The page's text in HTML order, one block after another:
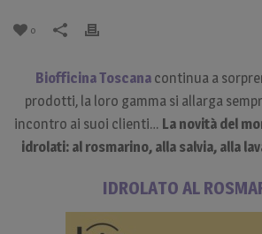
0
Biofficina Toscana continua a
prodotti, la loro gamma si allarga
incontro ai suoi clienti… La novità del
idrolati: al rosmarino, alla salvia, alla
IDROLATO AL